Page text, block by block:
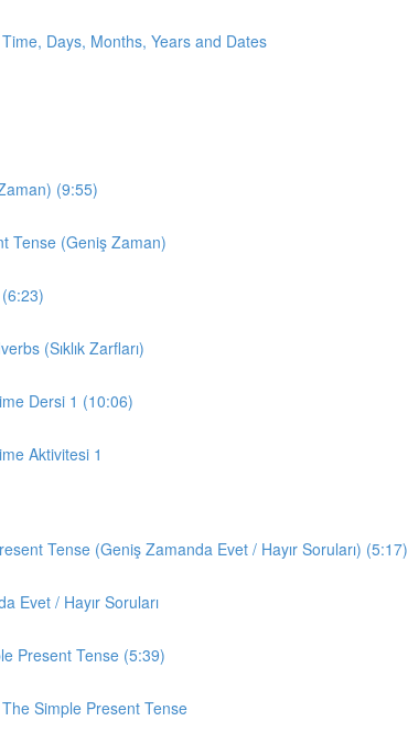
Days, Months, Years and Dates
(9:55)
Tense (Geniş Zaman)
(Sıklık Zarfları)
Dersi 1 (10:06)
Aktivitesi 1
Tense (Geniş Zamanda Evet / Hayır Soruları) (5:17)
Evet / Hayır Soruları
Present Tense (5:39)
Simple Present Tense